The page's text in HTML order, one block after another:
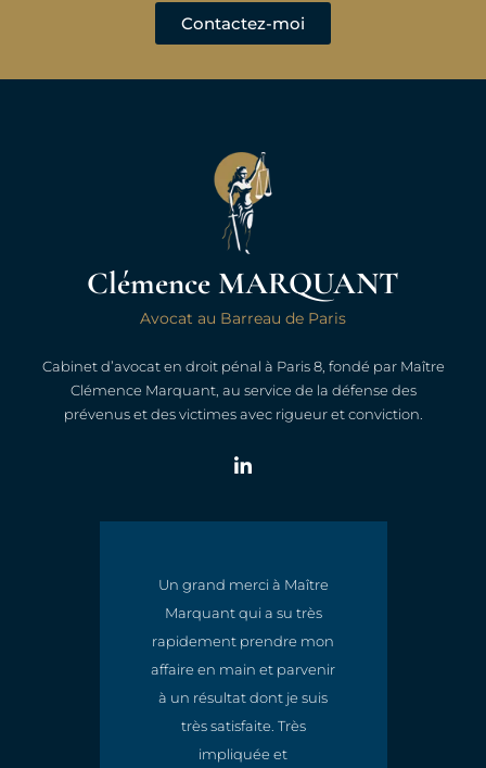
Contactez-moi
Clémence MARQUANT
Avocat au Barreau de Paris
Cabinet d’avocat en droit pénal à Paris 8, fondé par Maître
Clémence Marquant, au service de la défense des
prévenus et des victimes avec rigueur et conviction.
Un grand merci à Maître
Marquant qui a su très
rapidement prendre mon
affaire en main et parvenir
à un résultat dont je suis
très satisfaite. Très
impliquée et